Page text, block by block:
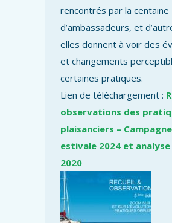
rencontrés par la centaine
d’ambassadeurs, et
elles donnent à voir des
et changements
certaines pratiques.
Lien de téléchargement :
observations des
plaisanciers – Campagne
estivale 2024 et
2020